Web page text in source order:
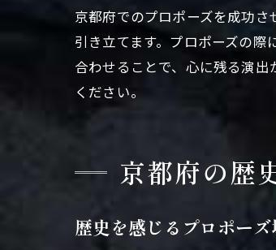
京都府でのプロポーズを成功
引き立てます。プロポーズの
合わせることで、心に残る演
ください。
京都府の歴
歴史を感じるプロポー